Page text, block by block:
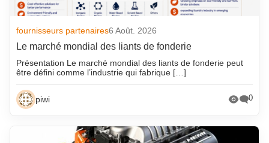
fournisseurs partenaires6 Août. 2026
Le marché mondial des liants de fonderie
Présentation Le marché mondial des liants de fonderie peut
être défini comme l’industrie qui fabrique […]
piwi 0